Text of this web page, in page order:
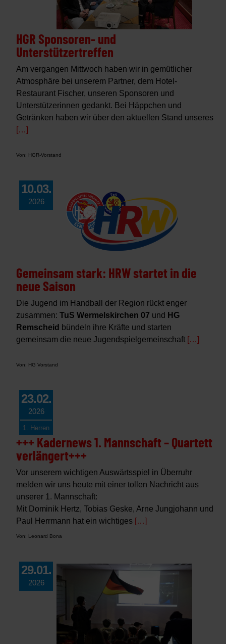
HGR Sponsoren- und
Unterstützertreffen
Am vergangen Mittwoch haben wir in gemütlicher
Atmosphäre bei unserem Partner, dem Hotel-
Restaurant Fischer, unseren Sponsoren und
Unterstützerinnen gedankt. Bei Häppchen und
Getränken haben wir über den aktuellen Stand unseres
[…]
Von: HGR-Vorstand
10.03.
2026
Gemeinsam stark: HRW startet in die
neue Saison
Die Jugend im Handball der Region rückt enger
zusammen:TuS Wermelskirchen 07 und HG
Remscheid bündeln ihre Kräfte und starten
gemeinsam die neue Jugendspielgemeinschaft […]
Von: HG Vorstand
23.02.
2026
1. Herren
+++ Kadernews 1. Mannschaft – Quartett
verlängert+++
Vor unserem wichtigen Auswärtsspiel in Überruhr
melden wir uns heute mit einer tollen Nachricht aus
unserer 1. Mannschaft:
Mit Dominik Hertz, Tobias Geske, Arne Jungjohann und
Paul Herrmann hat ein wichtiges […]
Von: Leonard Bona
29.01.
2026